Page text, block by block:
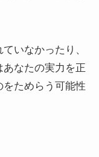
いなかったり、
なたの実力を正
ためらう可能性